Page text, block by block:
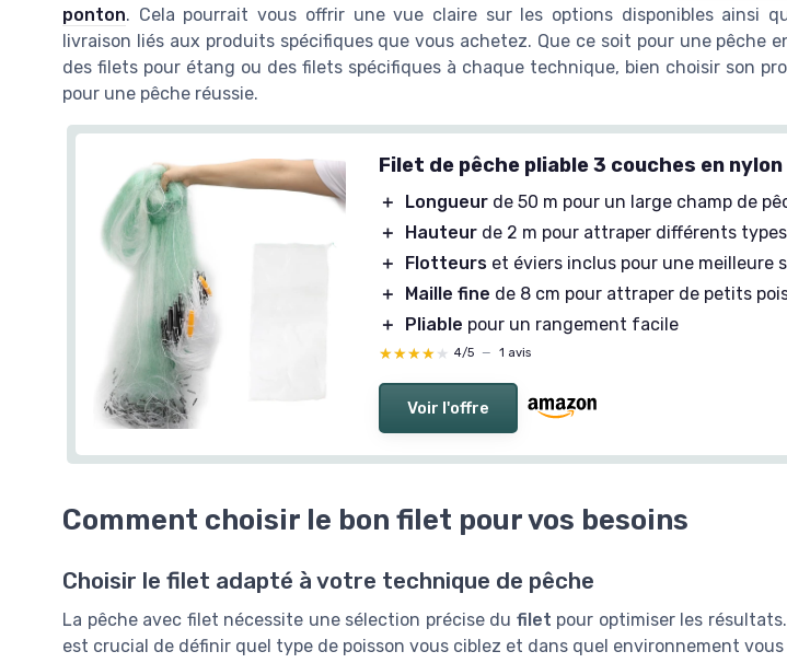
ponton. Cela pourrait vous offrir une vue claire sur les options disponibles ainsi
livraison liés aux produits spécifiques que vous achetez. Que ce soit pour une pêche
des filets pour étang ou des filets spécifiques à chaque technique, bien choisir son
pour une pêche réussie.
Filet de pêche pliable 3 couches en nylon
＋ Longueur de 50 m pour un large champ de
＋
Hauteur de 2 m pour attraper différents
＋
Flotteurs et éviers inclus pour une meilleure
＋
Maille fine de 8 cm pour attraper de petits
＋
Pliable pour un rangement facile
★★★★★
★★★★★ 4/5 — 1 avis
Voir l'offre
Comment choisir le bon filet pour vos besoins
Choisir le filet adapté à votre technique de pêche
La pêche avec filet nécessite une sélection précise du filet pour optimiser les
est crucial de définir quel type de poisson vous ciblez et dans quel environnement vous